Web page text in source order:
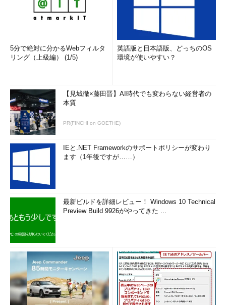
5分で絶対に分かるWebフィルタ
リング（上級編） (1/5)
英語版と日本語版、どっちのOS
環境が使いやすい？
【見城徹×藤田晋】AI時代でも変わらない経営者の
本質
PR(FINCHI on GOETHE)
IEと.NET Frameworkのサポートポリシーが変わり
ます（1年後ですが……）
最新ビルドを詳細レビュー！ Windows 10 Technical
Preview Build 9926がやってきた ...